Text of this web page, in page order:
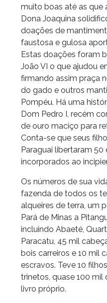
muito boas até as que
Dona Joaquina
doações de
faustosa e gulosa
Estas doações foram
João VI o que ajudou
firmando assim praça
do gado e outros
Pompéu. Há uma
Dom Pedro I, recém
de ouro maciço para
Conta-se que seus
Paraguai libertaram 50
incorporados ao
Os números de sua
fazenda de todos os
alqueires de terra, um
Pará de Minas a
incluindo Abaeté,
Paracatu, 45 mil
bois carreiros e 10 mil
escravos. Teve 10
trinetos, quase 100
livro próprio.